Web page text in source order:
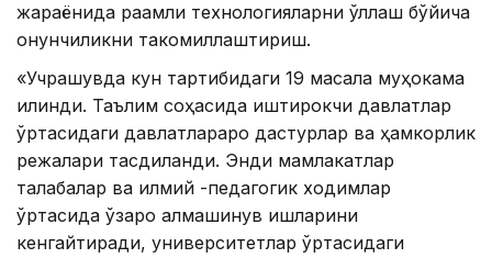
жараёнида рақамли технологияларни қўллаш бўйича
қонунчиликни такомиллаштириш.
«Учрашувда кун тартибидаги 19 масала муҳокама
қилинди. Таълим соҳасида иштирокчи давлатлар
ўртасидаги давлатлараро дастурлар ва ҳамкорлик
режалари тасдиқланди. Энди мамлакатлар
талабалар ва илмий -педагогик ходимлар
ўртасида ўзаро алмашинув ишларини
кенгайтиради, университетлар ўртасидаги